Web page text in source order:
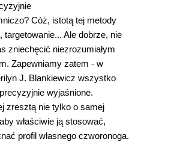
Cóż, istotą tej metody
targetowanie... Ale dobrze, nie
zniechęcić niezrozumiałym
Zapewniamy zatem - w
J. Blankiewicz wszystko
wyjaśnione.
zresztą nie tylko o samej
właściwie ją stosować,
profil własnego czworonoga.